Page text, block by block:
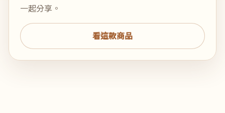
一起分享。
看這款商品